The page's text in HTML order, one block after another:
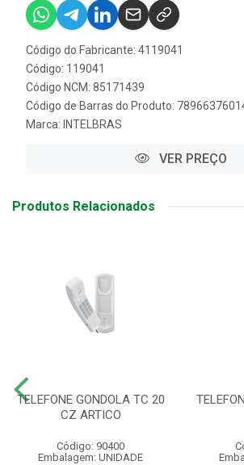
Código do Fabricante: 4119041
Código: 119041
Código NCM: 85171439
Código de Barras do Produto:
Marca: INTELBRAS
VER PREÇO
Produtos Relacionados
TELEFONE GONDOLA TC 20
CZ ARTICO
Código: 90400
Embalagem: UNIDADE